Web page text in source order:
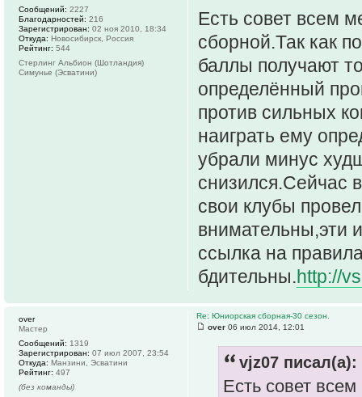
Есть совет всем
сборной.Так как
баллы получают
определённый
против сильных
наиграть ему
убрали минус
снизился.Сейчас
свои клубы
внимательны,эти
ссылка на
бдительны.http://
Сообщений: 2227
Благодарностей: 216
Зарегистрирован: 02 ноя 2010, 18:34
Откуда: Новосибирск, Россия
Рейтинг: 544
Стерлинг Альбион (Шотландия)
Симунье (Эсватини)
Re: Юниорская сборная-30 сезон.
over 06 июл 2014, 12:01
vjz07 писал(а):
Есть совет
over
Мастер
Сообщений: 1319
Зарегистрирован: 07 июл 2007, 23:54
Откуда: Манзини, Эсватини
Рейтинг: 497
(без команды)